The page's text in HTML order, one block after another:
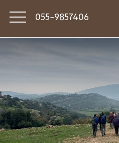
055-9857406
טראק טוק